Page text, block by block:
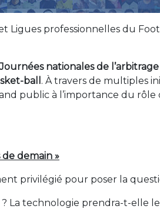
Ligues professionnelles du
nationales de
ball . À travers de multiples
public à l’importance du
de demain »
privilégié pour poser la
La technologie prendra-t-elle